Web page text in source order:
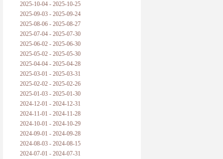
2025-10-04 - 2025-10-25
2025-09-03 - 2025-09-24
2025-08-06 - 2025-08-27
2025-07-04 - 2025-07-30
2025-06-02 - 2025-06-30
2025-05-02 - 2025-05-30
2025-04-04 - 2025-04-28
2025-03-01 - 2025-03-31
2025-02-02 - 2025-02-26
2025-01-03 - 2025-01-30
2024-12-01 - 2024-12-31
2024-11-01 - 2024-11-28
2024-10-01 - 2024-10-29
2024-09-01 - 2024-09-28
2024-08-03 - 2024-08-15
2024-07-01 - 2024-07-31